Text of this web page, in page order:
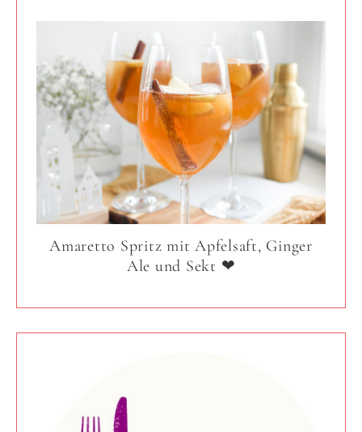
Amaretto Spritz mit Apfelsaft, Ginger
Ale und Sekt ❤